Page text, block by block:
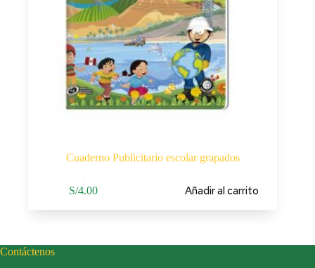
Cuaderno Publicitario escolar grapados
S/4.00 Añadir al carrito
Contáctenos